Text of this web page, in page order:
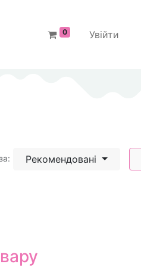
0 Увійти
Рекомендовані